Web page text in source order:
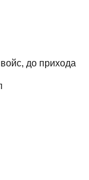
до прихода